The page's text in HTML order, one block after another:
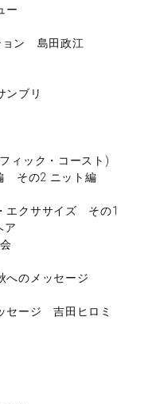
ー
ョン 島田政江
ンブリ
ィック・コースト)
その2 ニット編
エクササイズ その1
ア
のメッセージ
セージ 吉田ヒロミ